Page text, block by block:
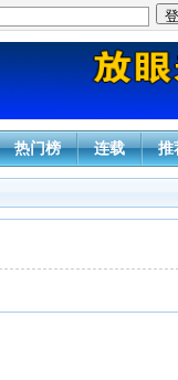
热门榜 连载 推